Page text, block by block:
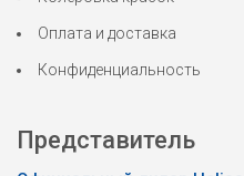
Оплата и доставка
Конфиденциальность
Представитель